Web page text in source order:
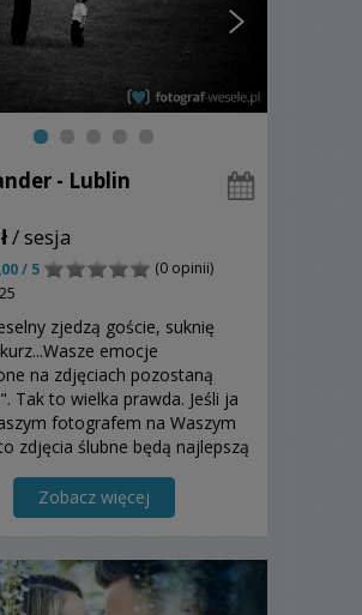
- Lublin
/ sesja
/ 5
(0 opinii)
zjedzą goście, suknię
emocje
na zdjęciach pozostaną
Tak to wielka prawda. Jeśli ja
fotografem na Waszym
zdjęcia ślubne będą najlepszą
uwiecznię Wasze szczęście,
Zobacz więcej